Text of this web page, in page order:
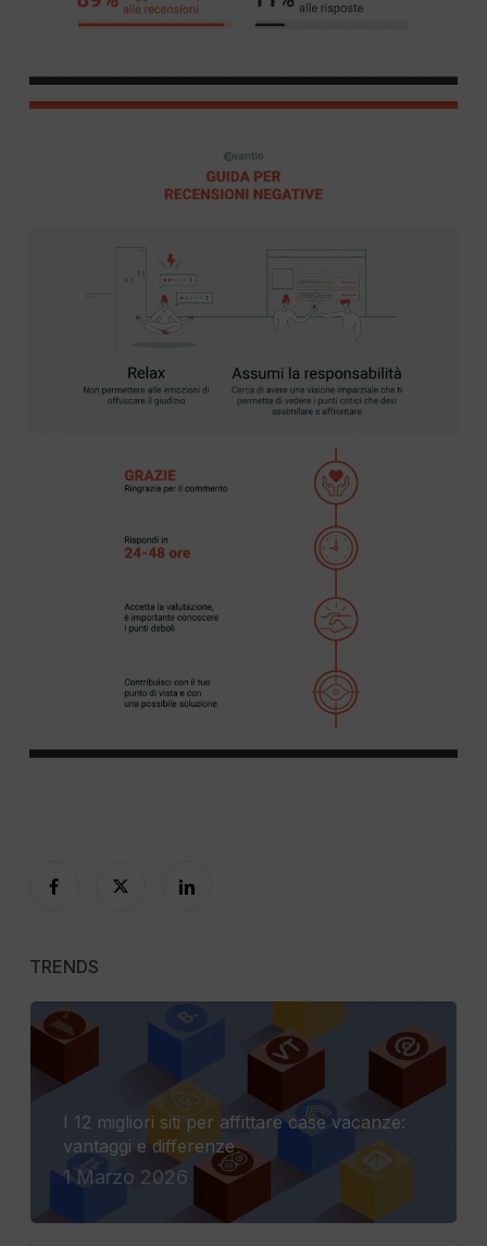
TRENDS
I 12 migliori siti per affittare case vacanze:
vantaggi e differenze
1 Marzo 2026